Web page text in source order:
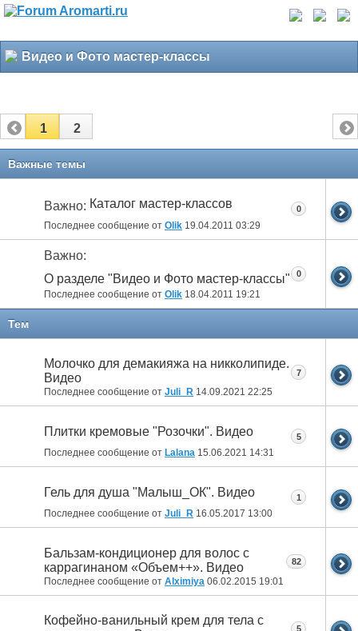
Видео и Фото мастер-классы
1 2
Важные темы
Важно: Каталог мастер-классов
Последнее сообщение от Olik 19.04.2011 03:29
0
Важно:
О разделе "Видео и Фото мастер-классы"
Последнее сообщение от Olik 18.04.2011 19:21
0
Тем
Молочко для демакияжа на никколипиде.
Видео
Последнее сообщение от Juli_R 14.09.2021 22:25
7
Плитки кремовые "Розочки". Видео
Последнее сообщение от Lalana 15.06.2021 14:31
5
Гель для душа "Малыш_ОК". Видео
Последнее сообщение от Juli_R 16.05.2017 13:00
1
Бальзам-кондиционер для волос с
каррагинаном «Объем++». Видео
Последнее сообщение от Alximiya 06.02.2015 19:01
82
Кофейно-ванильный крем для тела с
5